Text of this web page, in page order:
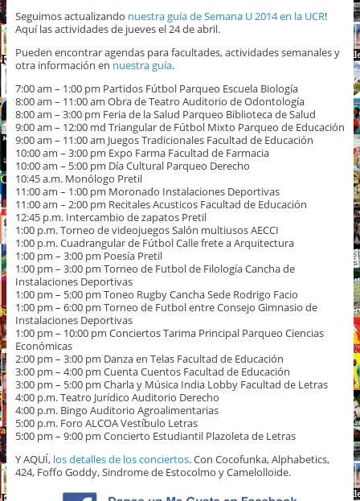
Seguimos actualizando nuestra guía de Semana U 2014 en la UCR!
Aquí las actividades de jueves el 24 de abril.
Pueden encontrar agendas para facultades, actividades semanales y
otra información en nuestra guía.
7:00 am – 1:00 pm Partidos Fútbol Parqueo Escuela Biología
8:00 am – 11:00 am Obra de Teatro Auditorio de Odontología
8:00 am – 3:00 pm Feria de la Salud Parqueo Biblioteca de Salud
9:00 am – 12:00 md Triangular de Fútbol Mixto Parqueo de Educación
9:00 am – 11:00 am Juegos Tradicionales Facultad de Educación
10:00 am – 3:00 pm Expo Farma Facultad de Farmacia
10:00 am – 5:00 pm Día Cultural Parqueo Derecho
10:45 a.m. Monólogo Pretil
11:00 am – 1:00 pm Moronado Instalaciones Deportivas
11:00 am – 2:00 pm Recitales Acusticos Facultad de Educación
12:45 p.m. Intercambio de zapatos Pretil
1:00 p.m. Torneo de videojuegos Salón multiusos AECCI
1:00 p.m. Cuadrangular de Fútbol Calle frete a Arquitectura
1:00 pm – 3:00 pm Poesía Pretil
1:00 pm – 3:00 pm Torneo de Futbol de Filología Cancha de
Instalaciones Deportivas
1:00 pm – 5:00 pm Toneo Rugby Cancha Sede Rodrigo Facio
1:00 pm – 6:00 pm Torneo de Futbol entre Consejo Gimnasio de
Instalaciones Deportivas
1:00 pm – 10:00 pm Conciertos Tarima Principal Parqueo Ciencias
Económicas
2:00 pm – 3:00 pm Danza en Telas Facultad de Educación
3:00 pm – 4:00 pm Cuenta Cuentos Facultad de Educación
3:00 pm – 5:00 pm Charla y Música India Lobby Facultad de Letras
4:00 p.m. Teatro Jurídico Auditorio Derecho
4:00 p.m. Bingo Auditorio Agroalimentarias
5:00 p.m. Foro ALCOA Vestíbulo Letras
5:00 pm – 9:00 pm Concierto Estudiantil Plazoleta de Letras
Y AQUÍ, los detalles de los conciertos. Con Cocofunka, Alphabetics,
424, Foffo Goddy, Sindrome de Estocolmo y Camelolloide.